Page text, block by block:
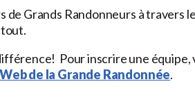
de Grands Randonneurs à travers
tout.
Pour inscrire une équipe,
de la Grande Randonnée.